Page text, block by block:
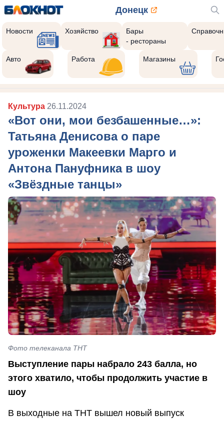
Донецк
Новости Хозяйство
Бары
- рестораны
Авто Работа Магазины
Культура 26.11.2024
«Вот они, мои безбашенные…»:
Татьяна Денисова о паре
уроженки Макеевки Марго и
Антона Пануфника в шоу
«Звёздные танцы»
Фото телеканала ТНТ
Выступление пары набрало 243 балла, но
этого хватило, чтобы продолжить участие в
шоу
В выходные на ТНТ вышел новый выпуск